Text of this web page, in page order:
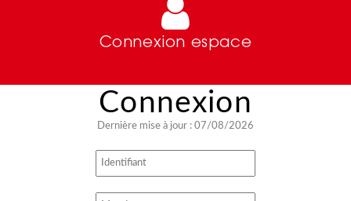
Connexion espace
Dernière mise à jour : 07/08/2026